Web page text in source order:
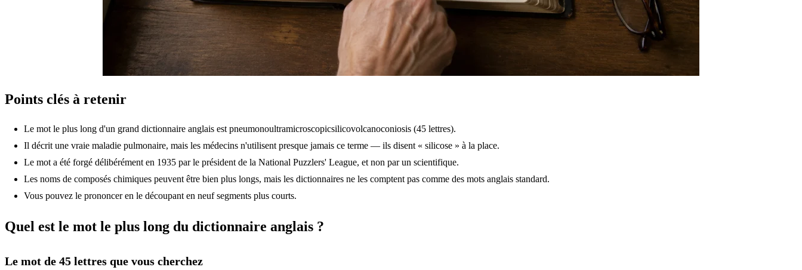
Points clés à retenir
Le mot le plus long d'un grand dictionnaire anglais est pneumonoultramicroscopicsilicovolcanoconiosis (45 lettres).
Il décrit une vraie maladie pulmonaire, mais les médecins n'utilisent presque jamais ce terme — ils disent « silicose » à la place.
Le mot a été forgé délibérément en 1935 par le président de la National Puzzlers' League, et non par un scientifique.
Les noms de composés chimiques peuvent être bien plus longs, mais les dictionnaires ne les comptent pas comme des mots anglais standard.
Vous pouvez le prononcer en le découpant en neuf segments plus courts.
Quel est le mot le plus long du dictionnaire anglais ?
Le mot de 45 lettres que vous cherchez